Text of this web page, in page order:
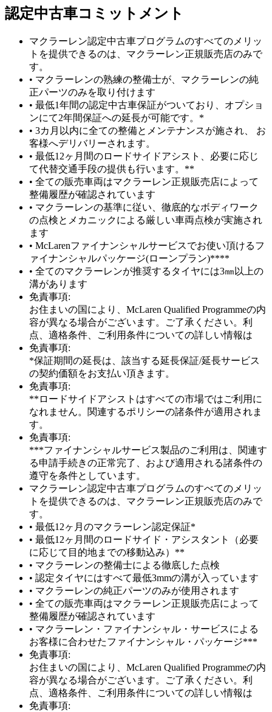
認定中古車コミットメント
マクラーレン認定中古車プログラムのすべてのメリッ
トを提供できるのは、マクラーレン正規販売店のみで
す。
• マクラーレンの熟練の整備士が、マクラーレンの純
正パーツのみを取り付けます
• 最低1年間の認定中古車保証がついており、オプショ
ンにて2年間保証への延長が可能です。*
• 3カ月以内に全ての整備とメンテナンスが施され、 お
客様へデリバリーされます。
• 最低12ヶ月間のロードサイドアシスト、必要に応じ
て代替交通手段の提供も行います。**
• 全ての販売車両はマクラーレン正規販売店によって
整備履歴が確認されています
• マクラーレンの基準に従い、徹底的なボディワーク
の点検とメカニックによる厳しい車両点検が実施され
ます
• McLarenファイナンシャルサービスでお使い頂けるフ
ァイナンシャルパッケージ(ローンプラン)****
• 全てのマクラーレンが推奨するタイヤには3㎜以上の
溝があります
免責事項:
お住まいの国により、McLaren Qualified Programmeの内
容が異なる場合がございます。ご了承ください。利
点、適格条件、ご利用条件についての詳しい情報は
免責事項:
*保証期間の延長は、該当する延長保証/延長サービス
の契約価額をお支払い頂きます。
免責事項:
**ロードサイドアシストはすべての市場ではご利用に
なれません。関連するポリシーの諸条件が適用されま
す。
免責事項:
***ファイナンシャルサービス製品のご利用は、関連す
る申請手続きの正常完了、および適用される諸条件の
遵守を条件としています。
マクラーレン認定中古車プログラムのすべてのメリッ
トを提供できるのは、マクラーレン正規販売店のみで
す。
• 最低12ヶ月のマクラーレン認定保証*
• 最低12ヶ月間のロードサイド・アシスタント（必要
に応じて目的地までの移動込み）**
• マクラーレンの整備士による徹底した点検
• 認定タイヤにはすべて最低3mmの溝が入っています
• マクラーレンの純正パーツのみが使用されます
• 全ての販売車両はマクラーレン正規販売店によって
整備履歴が確認されています
• マクラーレン・ファイナンシャル・サービスによる
お客様に合わせたファイナンシャル・パッケージ***
免責事項:
お住まいの国により、McLaren Qualified Programmeの内
容が異なる場合がございます。ご了承ください。利
点、適格条件、ご利用条件についての詳しい情報は
免責事項: